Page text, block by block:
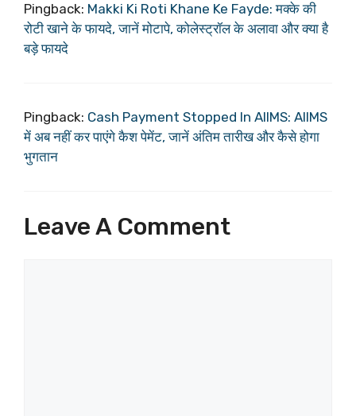
Pingback: Makki Ki Roti Khane Ke Fayde: मक्के की
रोटी खाने के फायदे, जानें मोटापे, कोलेस्ट्रॉल के अलावा और क्या है
बड़े फायदे
Pingback: Cash Payment Stopped In AIIMS: AIIMS
में अब नहीं कर पाएंगे कैश पेमेंट, जानें अंतिम तारीख और कैसे होगा
भुगतान
Leave A Comment